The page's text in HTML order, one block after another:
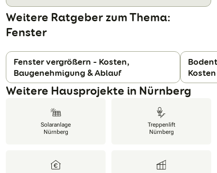
Weitere Ratgeber zum Thema:
Fenster
Fenster vergrößern – Kosten,
Baugenehmigung & Ablauf
Kosten
Weitere Hausprojekte in Nürnberg
Solaranlage
Nürnberg
Treppenlift
Nürnberg